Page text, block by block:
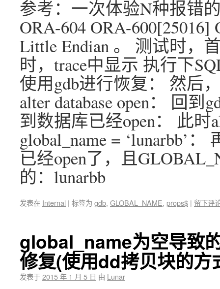
参考：一次体验N种报错
ORA-604 ORA-
Little Endian 。 测试时，
时，trace中显示 执行下
使用gdb进行恢复： 然后
alter database open： 回
到数据库已经open： 此
global_name = ‘lunarbb’
已经open了，且
的：lunarbb
发表在 Internal | 标签为 gdb, GLOBAL_NAME, props$ | 留下评
global_name为空导致
修复(使用dd拷贝块的方
发表于2015 年 1 月 5 日 由 Lunar